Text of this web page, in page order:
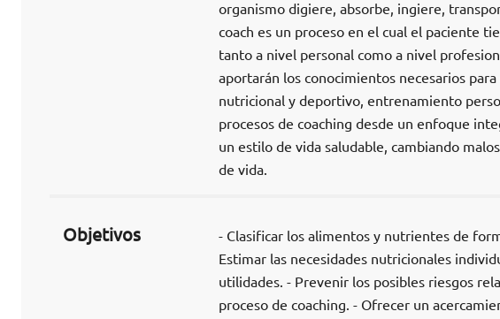
organismo digiere, absorbe, ingiere,
coach es un proceso en el cual el paciente
tanto a nivel personal como a nivel
aportarán los conocimientos necesarios
nutricional y deportivo, entrenamiento
procesos de coaching desde un enfoque
un estilo de vida saludable, cambiando
de vida.
Objetivos
- Clasificar los alimentos y nutrientes de
Estimar las necesidades nutricionales
utilidades. - Prevenir los posibles riesgos
proceso de coaching. - Ofrecer un